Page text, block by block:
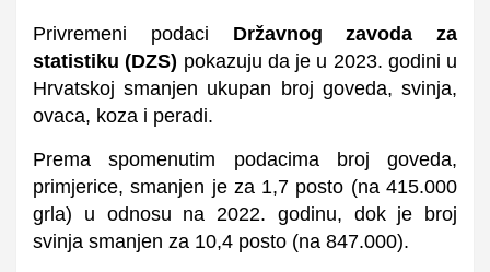
Privremeni podaci Državnog zavoda za
statistiku (DZS) pokazuju da je u 2023. godini u
Hrvatskoj smanjen ukupan broj goveda, svinja,
ovaca, koza i peradi.
Prema spomenutim podacima broj goveda,
primjerice, smanjen je za 1,7 posto (na 415.000
grla) u odnosu na 2022. godinu, dok je broj
svinja smanjen za 10,4 posto (na 847.000).